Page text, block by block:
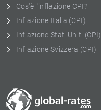
Cos'è l'inflazione CPI?
Inflazione Italia (CPI)
Inflazione Stati Uniti (CPI)
Inflazione Svizzera (CPI)